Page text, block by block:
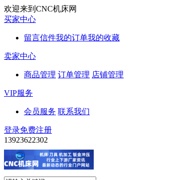
欢迎来到CNC机床网
买家中心
留言信件我的订单我的收藏
卖家中心
商品管理 订单管理 店铺管理
VIP服务
会员服务 联系我们
登录免费注册
13923622302